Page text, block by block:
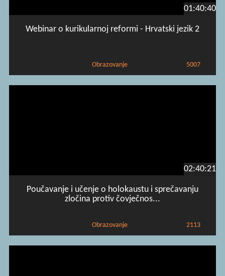
01:40:40
Webinar o kurikularnoj reformi - Hrvatski jezik 2
Obrazovanje 5007
02:40:21
Poučavanje i učenje o holokaustu i sprečavanju
zločina protiv čovječnos...
Obrazovanje 2113